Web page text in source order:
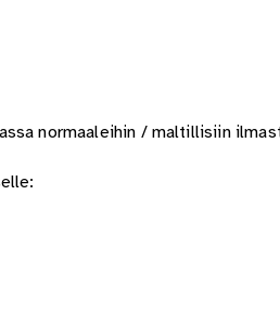
normaaleihin / maltillisiin